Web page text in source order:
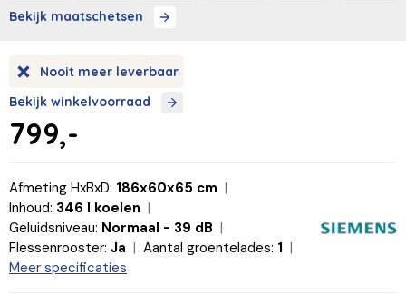
Bekijk maatschetsen
Nooit meer leverbaar
Bekijk winkelvoorraad
799,-
Afmeting HxBxD: 186x60x65 cm
Inhoud: 346 l koelen
Geluidsniveau: Normaal - 39 dB
Flessenrooster: Ja Aantal groentelades: 1
Meer specificaties